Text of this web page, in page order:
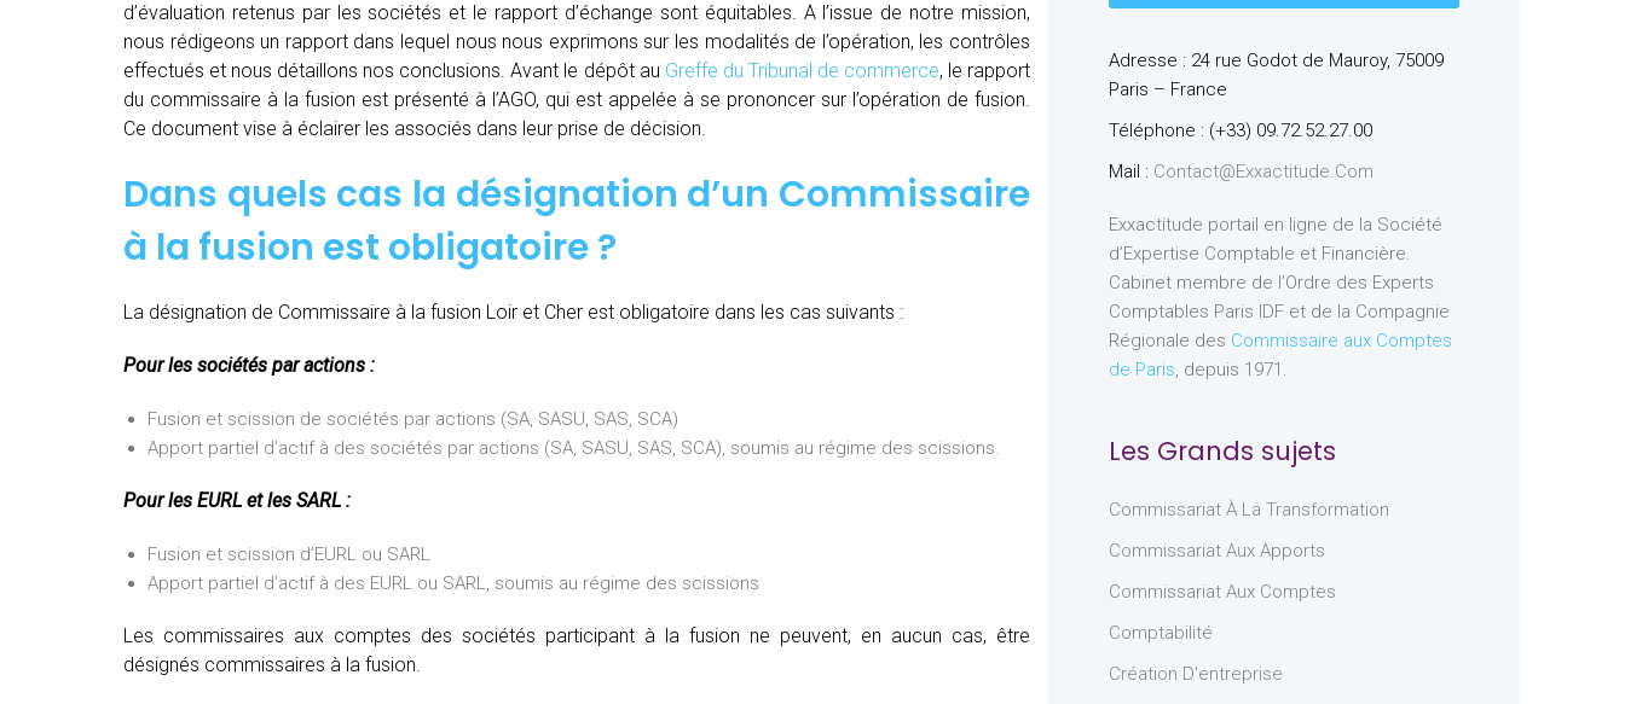
d’évaluation retenus par les sociétés et le rapport d’échange sont équitables. A l’issue de notre mission,
nous rédigeons un rapport dans lequel nous nous exprimons sur les modalités de l’opération, les contrôles
effectués et nous détaillons nos conclusions. Avant le dépôt au Greffe du Tribunal de commerce, le rapport
du commissaire à la fusion est présenté à l’AGO, qui est appelée à se prononcer sur l’opération de fusion.
Ce document vise à éclairer les associés dans leur prise de décision.
Dans quels cas la désignation d’un Commissaire
à la fusion est obligatoire ?
La désignation de Commissaire à la fusion Loir et Cher est obligatoire dans les cas suivants :
Pour les sociétés par actions :
Fusion et scission de sociétés par actions (SA, SASU, SAS, SCA)
Apport partiel d’actif à des sociétés par actions (SA, SASU, SAS, SCA), soumis au régime des scissions.
Pour les EURL et les SARL :
Fusion et scission d’EURL ou SARL
Apport partiel d’actif à des EURL ou SARL, soumis au régime des scissions
Les commissaires aux comptes des sociétés participant à la fusion ne peuvent, en aucun cas, être
désignés commissaires à la fusion.
Adresse : 24 rue Godot de Mauroy, 75009
Paris – France
Téléphone : (+33) 09.72.52.27.00
Mail : Contact@exxactitude.com
Exxactitude portail en ligne de la Société
d’Expertise Comptable et Financière.
Cabinet membre de l’Ordre des Experts
Comptables Paris IDF et de la Compagnie
Régionale des Commissaire aux Comptes
de Paris, depuis 1971.
Les Grands sujets
Commissariat À La Transformation
Commissariat Aux Apports
Commissariat Aux Comptes
Comptabilité
Création D'entreprise